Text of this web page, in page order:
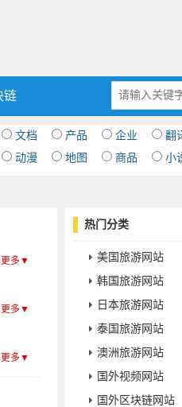
链
文档 产品 企业 翻
动漫 地图 商品 小
更多▼
更多▼
更多▼
热门分类
美国旅游网站
韩国旅游网站
日本旅游网站
泰国旅游网站
澳洲旅游网站
国外视频网站
国外区块链网站